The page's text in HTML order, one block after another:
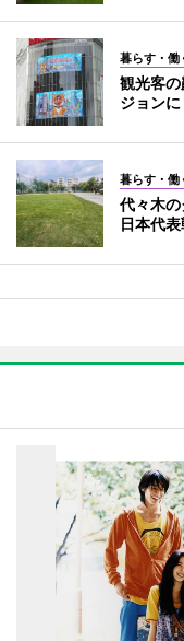
暮らす・働
観光客
ジョン
暮らす・働
代々木
日本代